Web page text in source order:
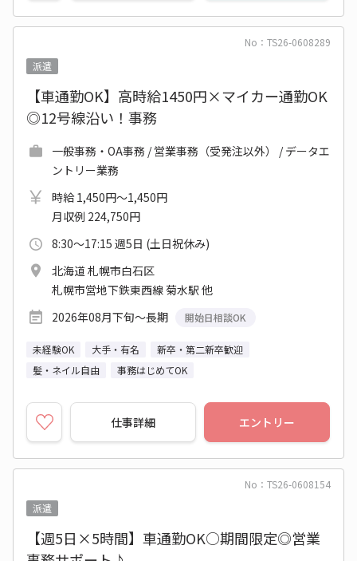
No：TS26-0608289
派遣
【車通勤OK】高時給1450円×マイカー通勤OK
◎12号線沿い！事務
一般事務・OA事務 / 営業事務（受発注以外） / データエ
ントリー業務
時給 1,450円～1,450円
月収例 224,750円
8:30～17:15 週5日 (土日祝休み)
北海道 札幌市白石区
札幌市営地下鉄東西線 菊水駅 他
2026年08月下旬～長期
開始日相談OK
未経験OK 大手・有名
新卒・第二新卒歓迎
髪・ネイル自由
事務はじめてOK
仕事詳細 エントリー
No：TS26-0608154
派遣
【週5日×5時間】車通勤OK○期間限定◎営業